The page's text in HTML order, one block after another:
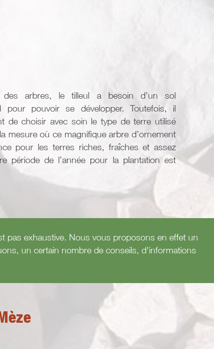
arbres, le tilleul a besoin d’un sol
pour pouvoir se développer. Toutefois, il
de choisir avec soin le type de terre utilisé
mesure où ce magnifique arbre d’ornement
pour les terres riches, fraîches et assez
période de l’année pour la plantation est
pas exhaustive. Nous vous proposons en effet un
un certain nombre de conseils, d'informations